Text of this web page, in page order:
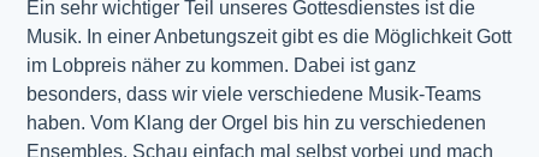
Ein sehr wichtiger Teil unseres Gottesdienstes ist die
Musik. In einer Anbetungszeit gibt es die Möglichkeit Gott
im Lobpreis näher zu kommen. Dabei ist ganz
besonders, dass wir viele verschiedene Musik-Teams
haben. Vom Klang der Orgel bis hin zu verschiedenen
Ensembles. Schau einfach mal selbst vorbei und mach